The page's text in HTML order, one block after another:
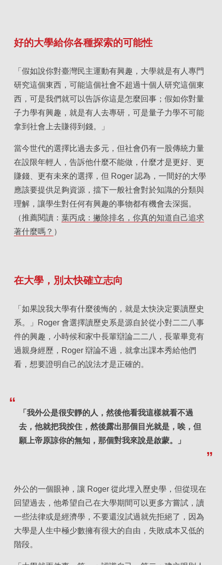
好的大學給你各種探索的可能性
「假如說你對臺灣民主運動有興趣，大學就是有人專門
研究這個東西，可能這個社會不超過十個人研究這個東
西，可是我們就可以告訴你這是怎麼回事；假如你對量
子力學有興趣，就是有人去專研，可是量子力學不可能
拿到社會上去賺得到錢。」
當今世代的選擇比過去多元，但社會仍有一股傳統力量
在設限年輕人，告訴他什麼不能做，什麼才是更好、更
賺錢、更有未來的選擇，但 Roger 認為，一間好的大學
應該要提供足夠資源，擋下一般社會對於知識的分類與
理解，讓學生對任何有興趣的事物都有機會去深掘。
（推薦閱讀： 葉丙成：撇除排名，你真的知道自己追求
著什麼嗎？ ）
在大學，別太快確立志向
「如果說我大學有什麼後悔的，就是太快決定要讀歷史
系。」Roger 會選擇讀歷史系是源自於從小對二二八事
件的興趣，小時候和家中長輩辯論二二八，長輩畢竟有
過親身經歷，Roger 辯論不過，就拿出課本秀給他們
看，想要證明自己的說法才是正確的。
「我外公是很安靜的人，然後他看我這樣就看不過
去，他就把我按住，然後露出那個目光就是，唉，但
願上帝原諒你的無知，那個對我來說是啟蒙。」
外公的一個眼神，讓 Roger 從此埋入歷史學，但從現在
回望過去，他希望自己在大學期間可以更多方嘗試，讀
一些法律或是經濟學，不要還沒試過就先拒絕了，因為
大學是人生中極少數擁有很大的自由，失敗成本又低的
階段。